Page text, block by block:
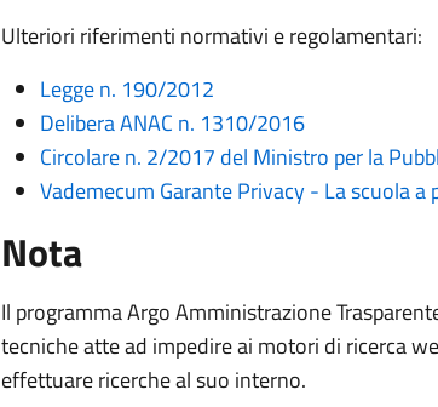
Ulteriori riferimenti normativi e regolamentari:
Legge n. 190/2012
Delibera ANAC n. 1310/2016
Circolare n. 2/2017 del Ministro per la
Vademecum Garante Privacy - La scuola
Nota
Il programma Argo Amministrazione
tecniche atte ad impedire ai motori di ricerca
effettuare ricerche al suo interno.